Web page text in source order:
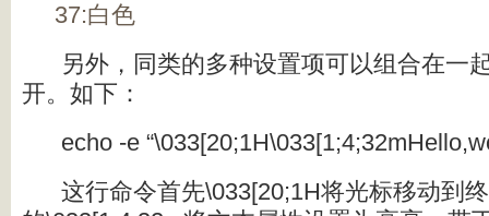
37:白色
另外，同类的多种设置项可以组合在一
开。如下：
echo -e
这行命令首先\033[20;1H将光标移动到